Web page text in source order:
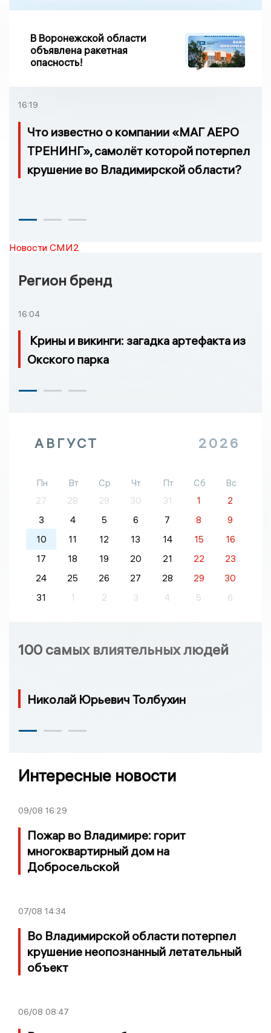
В Воронежской области
объявлена ракетная
опасность!
16:19
Что известно о компании «МАГ АЕРО
ТРЕНИНГ», самолёт которой потерпел
крушение во Владимирской области?
Новости СМИ2
Регион бренд
16:04
Крины и викинги: загадка артефакта из
Окского парка
АВГУСТ 2026
Пн Вт Ср Чт Пт Сб
Вс
27
28 29 30 31 1
2
3
4 5 6 7 8
9
10
11 12 13 14 15
16
17
18 19 20 21 22
23
24
25 26 27 28 29
30
31
1 2 3 4 5 6
100 самых влиятельных людей
Николай Юрьевич Толбухин
Интересные новости
09/08 16:29
Пожар во Владимире: горит
многоквартирный дом на
Добросельской
07/08 14:34
Во Владимирской области потерпел
крушение неопознанный летательный
объект
06/08 08:47